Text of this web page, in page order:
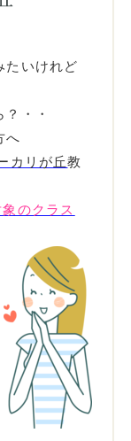
たいけれど
・・
へ
カリが丘教
のクラス